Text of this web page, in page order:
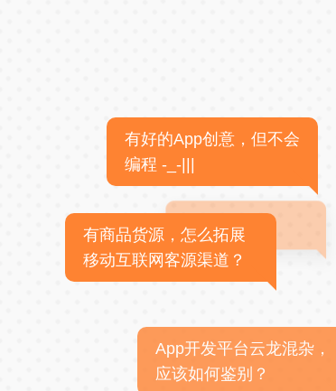
有好的App创意，但不会
编程 -_-|||
有商品货源，怎么拓展
移动互联网客源渠道？
App开发平台云龙混杂，
应该如何鉴别？